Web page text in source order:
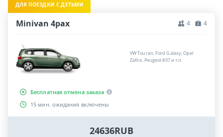
ДЛЯ ПОЕЗДКИ С ДЕТЬМИ
Minivan 4pax 4 4
VW Touran, Ford Galaxy, Opel
Zafira, Peugeot 807 и т.п.
Бесплатная отмена заказа
15 мин. ожидания включены
24636RUB